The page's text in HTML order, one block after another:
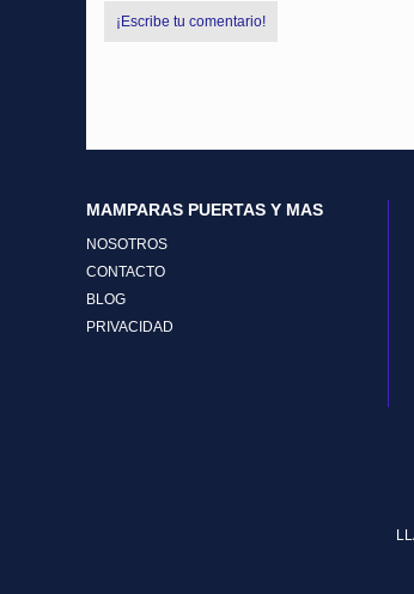
¡Escribe tu comentario!
MAMPARAS PUERTAS Y MAS
NOSOTROS
CONTACTO
BLOG
PRIVACIDAD